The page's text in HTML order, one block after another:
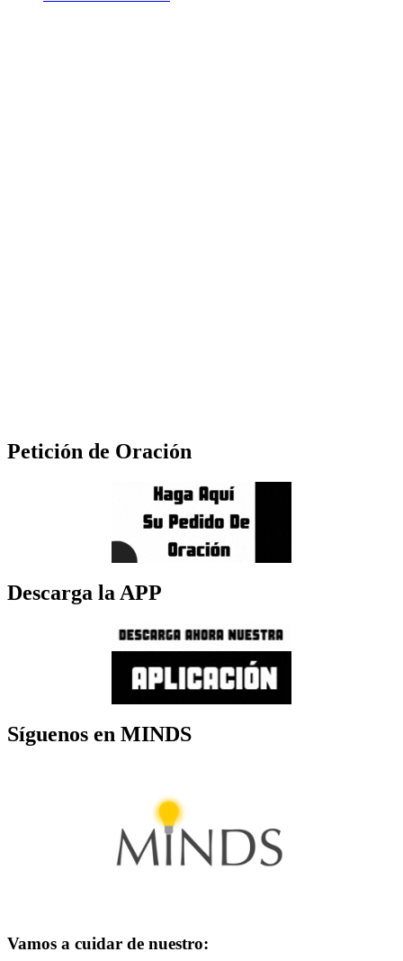
Petición de Oración
Descarga la APP
Síguenos en MINDS
Vamos a cuidar de nuestro: